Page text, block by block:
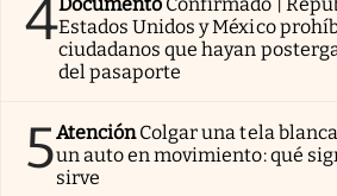
4Estados Unidos y México
ciudadanos que hayan
del pasaporte
5AtenciónColgar una tela
un auto en movimiento: qué
sirve